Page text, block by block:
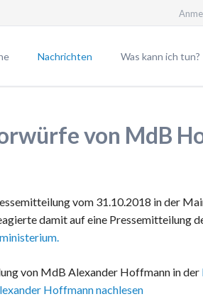
Nachrichten Was kann ich tun?
von MdB
vom 31.10.2018 in der
damit auf eine Pressemitteilung
von MdB Alexander Hoffmann in der
Hoffmann nachlesen